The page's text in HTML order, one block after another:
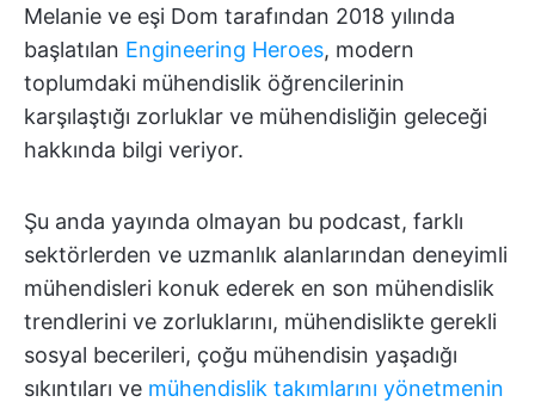
Melanie ve eşi Dom tarafından 2018 yılında
başlatılan Engineering Heroes, modern
toplumdaki mühendislik öğrencilerinin
karşılaştığı zorluklar ve mühendisliğin geleceği
hakkında bilgi veriyor.
Şu anda yayında olmayan bu podcast, farklı
sektörlerden ve uzmanlık alanlarından deneyimli
mühendisleri konuk ederek en son mühendislik
trendlerini ve zorluklarını, mühendislikte gerekli
sosyal becerileri, çoğu mühendisin yaşadığı
sıkıntıları ve mühendislik takımlarını yönetmenin